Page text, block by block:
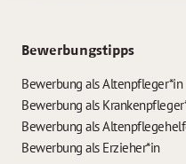
Bewerbungstipps
Bewerbung als Altenpfleger*in
Bewerbung als
Bewerbung als
Bewerbung als Erzieher*in